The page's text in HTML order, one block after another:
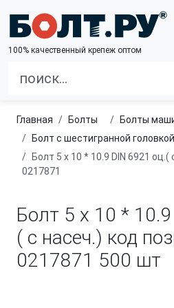
100% качественный крепеж оптом
Главная болты
болты
Болт с шестигранной головкой и фланцем, полная резьба, высокопрочный
Болт 5 х 10 * 10.9 DIN 6921 оц.( c насеч.) код позиции
0217871
Болт 5 х 10 *
( c насеч.) код
0217871 500 шт